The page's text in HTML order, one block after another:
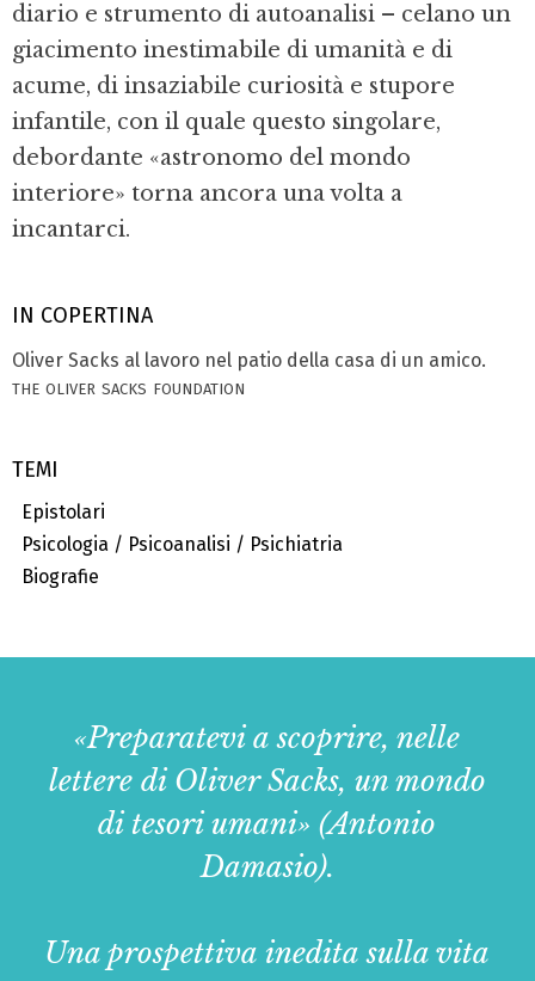
IN COPERTINA
Oliver Sacks al lavoro nel patio della casa di un amico.
the oliver sacks foundation
TEMI
Epistolari
Psicologia / Psicoanalisi / Psichiatria
Biografie
diario e strumento di autoanalisi – celano un
giacimento inestimabile di umanità e di
acume, di insaziabile curiosità e stupore
infantile, con il quale questo singolare,
debordante «astronomo del mondo
interiore» torna ancora una volta a
incantarci.
«Preparatevi a scoprire, nelle
lettere di Oliver Sacks, un mondo
di tesori umani» (Antonio
Damasio).
Una prospettiva inedita sulla vita